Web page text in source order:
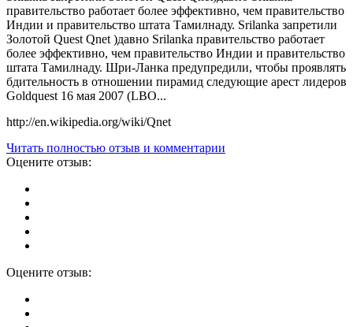
правительство работает более эффективно, чем правительство
Индии и правительство штата Тамилнаду. Srilanka запретили
Золотой Quest Qnet )давно Srilanka правительство работает
более эффективно, чем правительство Индии и правительство
штата Тамилнаду. Шри-Ланка предупредили, чтобы проявлять
бдительность в отношении пирамид следующие арест лидеров
Goldquest 16 мая 2007 (LBO...
http://en.wikipedia.org/wiki/Qnet
Читать полностью отзыв и комментарии
Оцените отзыв:
Оцените отзыв: